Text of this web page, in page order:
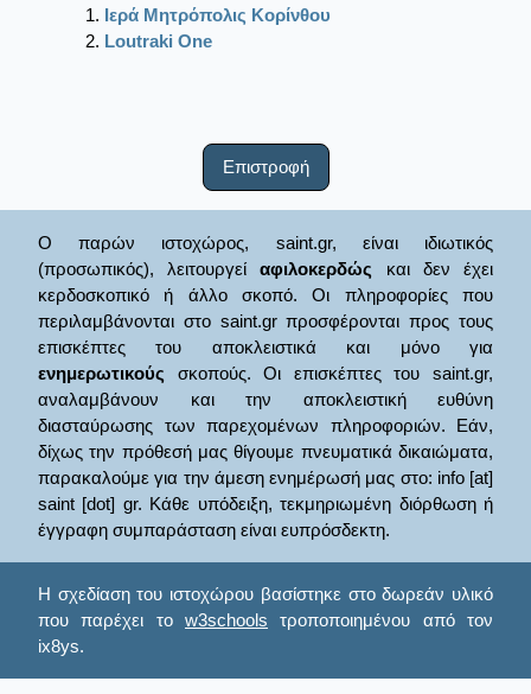
Ιερά Μητρόπολις Κορίνθου
Loutraki One
Επιστροφή
Ο παρών ιστοχώρος, saint.gr, είναι ιδιωτικός
(προσωπικός), λειτουργείαφιλοκερδώς και δεν έχει
κερδοσκοπικό ή άλλο σκοπό. Οι πληροφορίες που
περιλαμβάνονται στο saint.gr προσφέρονται προς τους
επισκέπτες του αποκλειστικά και μόνο για
ενημερωτικούς σκοπούς. Οι επισκέπτες του saint.gr,
αναλαμβάνουν και την αποκλειστική ευθύνη
διασταύρωσης των παρεχομένων πληροφοριών. Εάν,
δίχως την πρόθεσή μας θίγουμε πνευματικά δικαιώματα,
παρακαλούμε για την άμεση ενημέρωσή μας στο: info [at]
saint [dot] gr. Κάθε υπόδειξη, τεκμηριωμένη διόρθωση ή
έγγραφη συμπαράσταση είναι ευπρόσδεκτη.
Η σχεδίαση του ιστοχώρου βασίστηκε στο δωρεάν υλικό
που παρέχει το w3schools τροποποιημένου από τον
ix8ys.